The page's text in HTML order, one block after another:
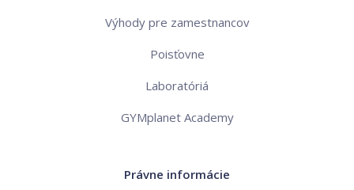
Výhody pre zamestnancov
Poisťovne
Laboratóriá
GYMplanet Academy
Právne informácie